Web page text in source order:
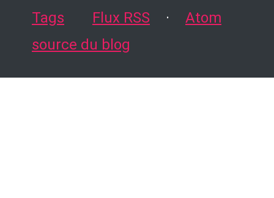
Tags
Flux RSS ·
Atom
source du blog